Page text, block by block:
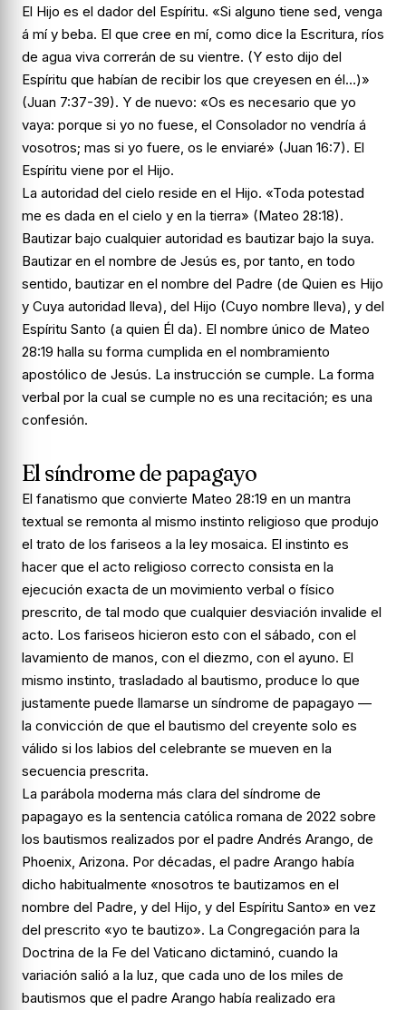
El Hijo es el dador del Espíritu. «Si alguno tiene sed, venga
á mí y beba. El que cree en mí, como dice la Escritura, ríos
de agua viva correrán de su vientre. (Y esto dijo del
Espíritu que habían de recibir los que creyesen en él…)»
(Juan 7:37-39). Y de nuevo: «Os es necesario que yo
vaya: porque si yo no fuese, el Consolador no vendría á
vosotros; mas si yo fuere, os le enviaré» (Juan 16:7). El
Espíritu viene por el Hijo.
La autoridad del cielo reside en el Hijo. «Toda potestad
me es dada en el cielo y en la tierra» (Mateo 28:18).
Bautizar bajo cualquier autoridad es bautizar bajo la suya.
Bautizar en el nombre de Jesús es, por tanto, en todo
sentido, bautizar en el nombre del Padre (de Quien es Hijo
y Cuya autoridad lleva), del Hijo (Cuyo nombre lleva), y del
Espíritu Santo (a quien Él da). El nombre único de Mateo
28:19 halla su forma cumplida en el nombramiento
apostólico de Jesús. La instrucción se cumple. La forma
verbal por la cual se cumple no es una recitación; es una
confesión.
El síndrome de papagayo
El fanatismo que convierte Mateo 28:19 en un mantra
textual se remonta al mismo instinto religioso que produjo
el trato de los fariseos a la ley mosaica. El instinto es
hacer que el acto religioso correcto consista en la
ejecución exacta de un movimiento verbal o físico
prescrito, de tal modo que cualquier desviación invalide el
acto. Los fariseos hicieron esto con el sábado, con el
lavamiento de manos, con el diezmo, con el ayuno. El
mismo instinto, trasladado al bautismo, produce lo que
justamente puede llamarse un síndrome de papagayo —
la convicción de que el bautismo del creyente solo es
válido si los labios del celebrante se mueven en la
secuencia prescrita.
La parábola moderna más clara del síndrome de
papagayo es la sentencia católica romana de 2022 sobre
los bautismos realizados por el padre Andrés Arango, de
Phoenix, Arizona. Por décadas, el padre Arango había
dicho habitualmente «nosotros te bautizamos en el
nombre del Padre, y del Hijo, y del Espíritu Santo» en vez
del prescrito «yo te bautizo». La Congregación para la
Doctrina de la Fe del Vaticano dictaminó, cuando la
variación salió a la luz, que cada uno de los miles de
bautismos que el padre Arango había realizado era